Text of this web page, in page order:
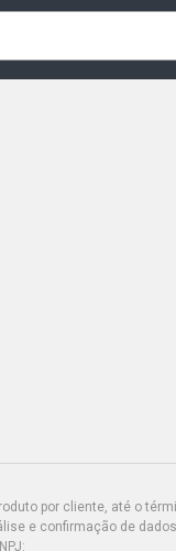
TITANIUM SEDAN 2.0
HATCH 1.6 16V
(2013 - 2019)
PLUS
DURATEC FLEX (2013 -
por cliente, até o
e confirmação de